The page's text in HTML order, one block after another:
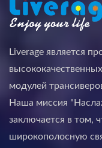
Liverage является
модулей
Наша миссия
заключается в том,
широкополосную